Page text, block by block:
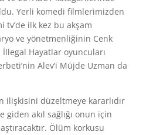
Yerli komedi filmlerimizden
tv’de ilk kez bu akşam
ve yönetmenliğinin Cenk
İllegal Hayatlar oyuncuları
Alev’i Müjde Uzman da
ilişkisini düzeltmeye kararlıdır
giden akıl sağlığı onun için
Ölüm korkusu